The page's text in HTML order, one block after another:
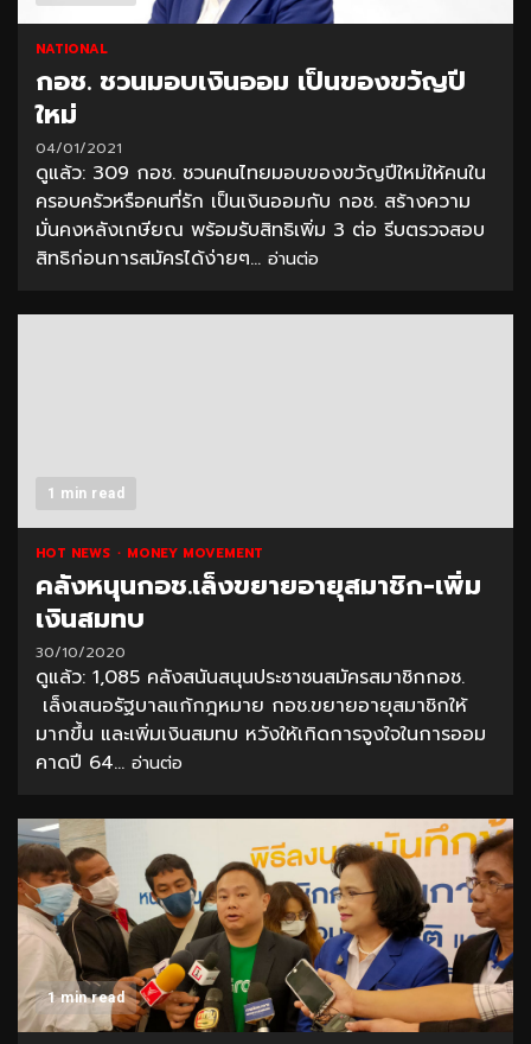
NATIONAL
กอช. ชวนมอบเงินออม เป็นของขวัญปี
ใหม่
04/01/2021
ดูแล้ว: 309 กอช. ชวนคนไทยมอบของขวัญปีใหม่ให้คนใน
ครอบครัวหรือคนที่รัก เป็นเงินออมกับ กอช. สร้างความ
มั่นคงหลังเกษียณ พร้อมรับสิทธิเพิ่ม 3 ต่อ รีบตรวจสอบ
สิทธิก่อนการสมัครได้ง่ายๆ... อ่านต่อ
1 min read
HOT NEWS MONEY MOVEMENT
คลังหนุนกอช.เล็งขยายอายุสมาชิก-เพิ่ม
เงินสมทบ
30/10/2020
ดูแล้ว: 1,085 คลังสนันสนุนประชาชนสมัครสมาชิกกอช.
เล็งเสนอรัฐบาลแก้กฎหมาย กอช.ขยายอายุสมาชิกให้
มากขึ้น และเพิ่มเงินสมทบ หวังให้เกิดการจูงใจในการออม
คาดปี 64... อ่านต่อ
1 min read